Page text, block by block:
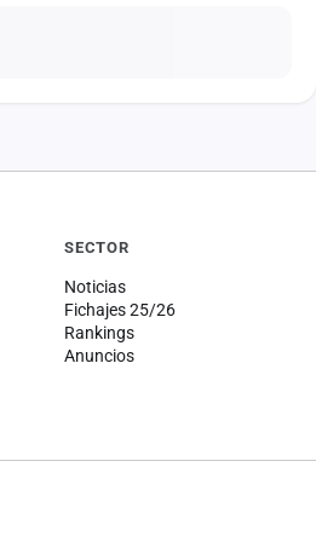
SECTOR
Noticias
Fichajes 25/26
Rankings
Anuncios